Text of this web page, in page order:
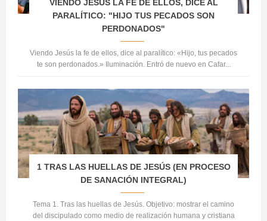
VIENDO JESÚS LA FE DE ELLOS, DICE AL
PARALÍTICO: "HIJO TUS PECADOS SON
PERDONADOS"
Viendo Jesús la fe de ellos, dice al paralítico: «Hijo, tus pecados
te son perdonados.» Iluminación. Entró de nuevo en Cafar...
1 TRAS LAS HUELLAS DE JESÚS (EN PROCESO
DE SANACIÓN INTEGRAL)
Tema 1. Tras las huellas de Jesús. Objetivo: mostrar el camino
del discipulado como medio de realización humana y cristiana